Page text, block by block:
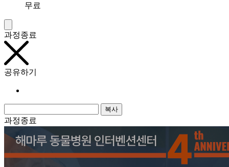
무료
과정종료
공유하기
복사
과정종료